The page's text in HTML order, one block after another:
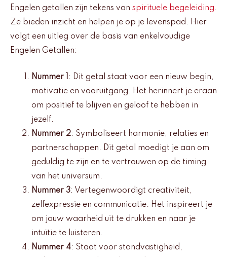
Engelen getallen zijn tekens van spirituele begeleiding.
Ze bieden inzicht en helpen je op je levenspad. Hier
volgt een uitleg over de basis van enkelvoudige
Engelen Getallen:
Nummer 1
: Dit getal staat voor een nieuw begin,
motivatie en vooruitgang. Het herinnert je eraan
om positief te blijven en geloof te hebben in
jezelf.
Nummer 2: Symboliseert harmonie, relaties en
partnerschappen. Dit getal moedigt je aan om
geduldig te zijn en te vertrouwen op de timing
van het universum.
Nummer 3: Vertegenwoordigt creativiteit,
zelfexpressie en communicatie. Het inspireert je
om jouw waarheid uit te drukken en naar je
intuïtie te luisteren.
Nummer 4: Staat voor standvastigheid,